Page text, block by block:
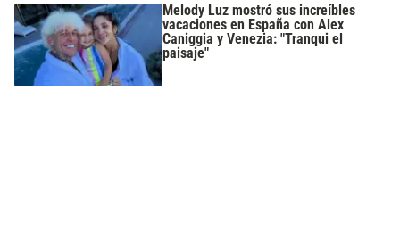
Melody Luz mostró sus increíbles
vacaciones en España con Alex
Caniggia y Venezia: "Tranqui el
paisaje"